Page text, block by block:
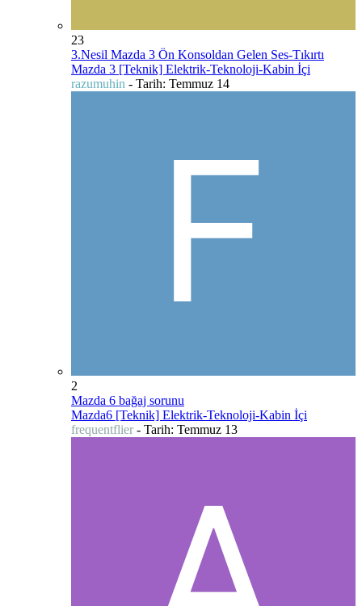
23
3.Nesil Mazda 3 Ön Konsoldan Gelen Ses-Tıkırtı
Mazda 3 [Teknik] Elektrik-Teknoloji-Kabin İçi
razumuhin - Tarih: Temmuz 14
2
Mazda 6 bağaj sorunu
Mazda6 [Teknik] Elektrik-Teknoloji-Kabin İçi
frequentflier - Tarih: Temmuz 13